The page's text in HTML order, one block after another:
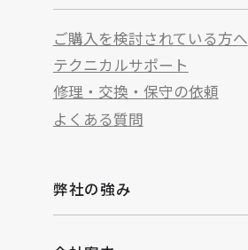
ご購入を検討されている方へ
テクニカルサポート
修理・交換・保守の依頼
よくある質問
弊社の強み